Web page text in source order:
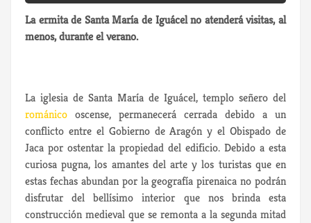
La ermita de SantaMaría de Iguácel no atenderá visitas, al
menos, durante el verano.
La iglesia de Santa María de Iguácel, templo señero del
románico oscense, permanecerá cerrada debido a un
conflicto entre el Gobierno de Aragón y el Obispado de
Jaca por ostentar la propiedad del edificio. Debido a esta
curiosa pugna, los amantes del arte y los turistas que en
estas fechas abundan por la geografía pirenaica no podrán
disfrutar del bellísimo interior que nos brinda esta
construcción medieval que se remonta a la segunda mitad